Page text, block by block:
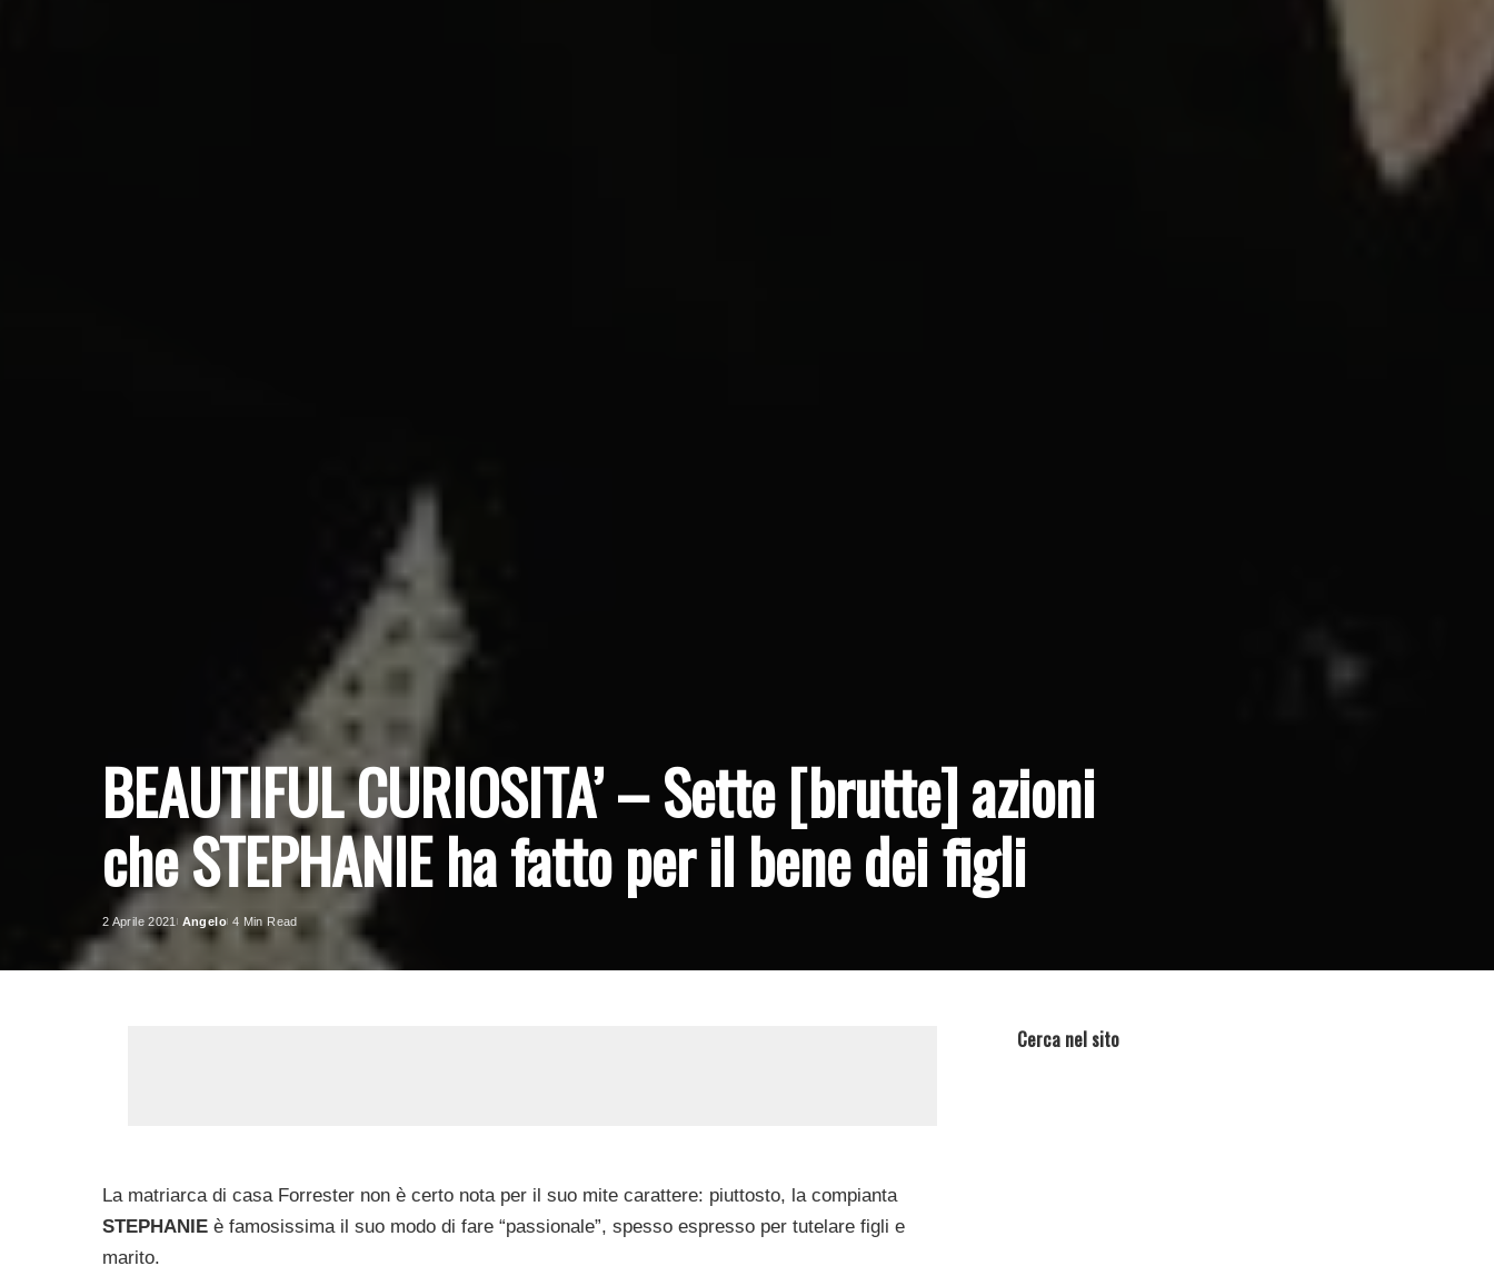
BEAUTIFUL CURIOSITA’ – Sette [brutte] azioni
che STEPHANIE ha fatto per il bene dei figli
2 Aprile 2021
Posted
Angelo 4 Min Read
La matriarca di casa Forrester non è certo nota per il suo mite carattere: piuttosto, la compianta
STEPHANIE è famosissima il suo modo di fare “passionale”, spesso espresso per tutelare figli e
marito.
Cerca nel sito